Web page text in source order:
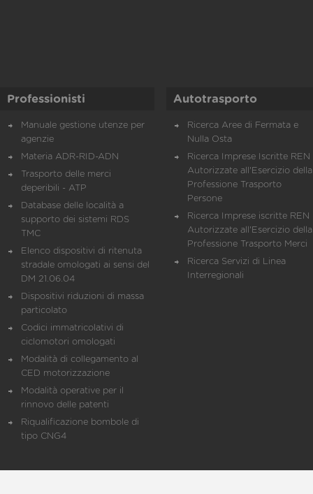
Professionisti
Manuale gestione utenze per
agenzie
Materia ADR-RID-ADN
Trasporto delle merci
deperibili - ATP
Database delle località a
supporto dei sistemi RDS
TMC
Elenco dispositivi di ritenuta
stradale omologati ai sensi del
DM 21.06.04
Dispositivi riduzioni di massa
particolato
Codici immatricolativi di
ciclomotori omologati
Modalità di collegamento al
CED motorizzazione
Modalità operative per il
rinnovo delle patenti
Riqualificazione bombole di
tipo CNG4
Autotrasporto
Ricerca Aree di Fermata e
Nulla Osta
Ricerca Imprese Iscritte REN
Autorizzate all'Esercizio della
Professione Trasporto
Persone
Ricerca Imprese iscritte REN
Autorizzate all'Esercizio della
Professione Trasporto Merci
Ricerca Servizi di Linea
Interregionali